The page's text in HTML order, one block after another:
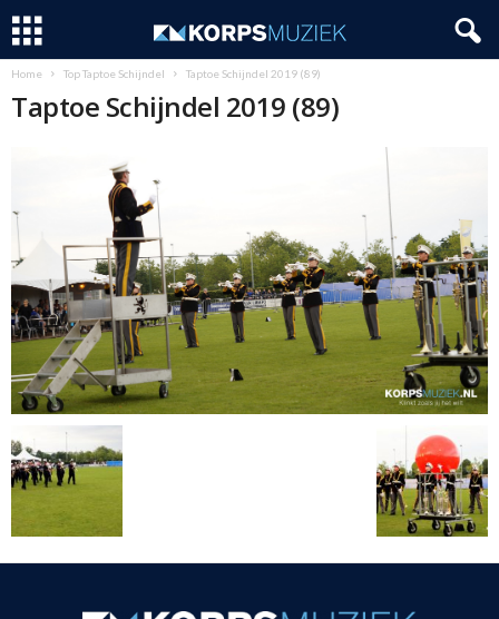
Home Top Taptoe Schijndel Taptoe Schijndel 2019 (89)
Taptoe Schijndel 2019 (89)